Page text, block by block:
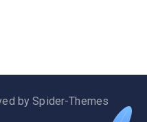
by Spider-Themes